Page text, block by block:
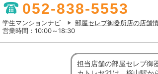
052-838-5553
学生マンションナビ
部屋セレブ御器所店の店舗
営業時間：10:00～18:30
担当店舗の部屋セレブ御